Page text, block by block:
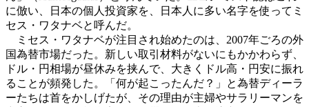
に倣い、日本の個人投資家を、日本人に多い名字を使ってミ
セス・ワタナベと呼んだ。
ミセス・ワタナベが注目され始めたのは、2007年ごろの外
国為替市場だった。新しい取引材料がないにもかかわらず、
ドル・円相場が昼休みを挟んで、大きくドル高・円安に振れ
ることが頻発した。「何が起こったんだ？」と為替ディーラ
ーたちは首をかしげたが、その理由が主婦やサラリーマンを